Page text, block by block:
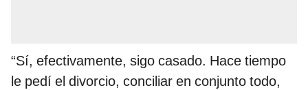
“Sí, efectivamente, sigo casado. Hace tiempo
le pedí el divorcio, conciliar en conjunto todo,